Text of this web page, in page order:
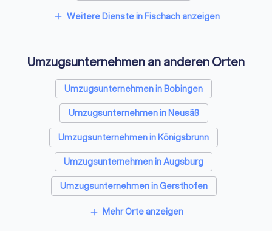
Spezialisten für Dämmung in Fischach
Sicherheitstechniker in Fischach
Trockenbauer in Fischach
Entrümpelungsfirmen in Fischach
Sanitärinstallateure in Fischach
Fliesenleger in Fischach
Fensterbauer in Fischach
Bodenleger in Fischach
add Weitere Dienste in Fischach anzeigen
Umzugsunternehmen an anderen Orten
Umzugsunternehmen in Bobingen
Umzugsunternehmen in Neusäß
Umzugsunternehmen in Königsbrunn
Umzugsunternehmen in Augsburg
Umzugsunternehmen in Gersthofen
Umzugsunternehmen in Buchloe
add Mehr Orte anzeigen